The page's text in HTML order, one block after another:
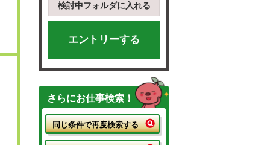
検討中フォルダに入れる
エントリーする
さらにお仕事検索！
同じ条件で再度検索する